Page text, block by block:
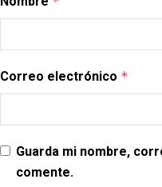
Correo electrónico *
Guarda mi nombre,
comente.